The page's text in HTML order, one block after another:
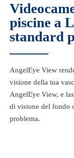
piscine a
standard
AngelEye View
visione della tua
AngelEye View, e
di visione del fondo
problema.